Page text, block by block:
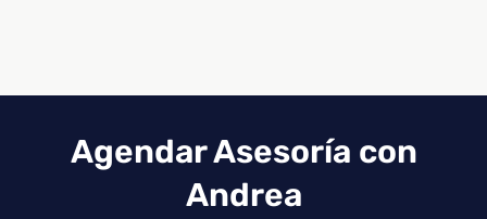
Agendar Asesoría con
Andrea